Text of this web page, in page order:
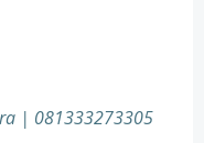
| 081333273305